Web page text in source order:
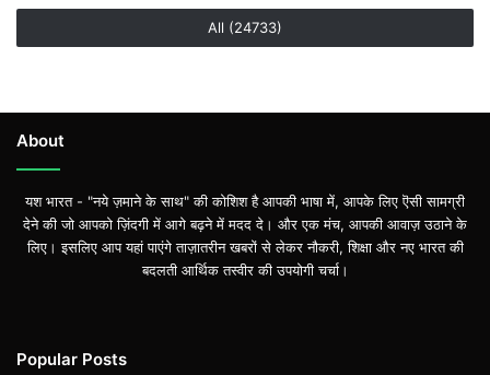
All (24733)
About
यश भारत - "नये ज़माने के साथ" की कोशिश है आपकी भाषा में, आपके लिए ऎसी सामग्री
देने की जो आपको ज़िंदगी में आगे बढ़ने में मदद दे। और एक मंच, आपकी आवाज़ उठाने के
लिए। इसलिए आप यहां पाएंगे ताज़ातरीन खबरों से लेकर नौकरी, शिक्षा और नए भारत की
बदलती आर्थिक तस्वीर की उपयोगी चर्चा।
Popular Posts